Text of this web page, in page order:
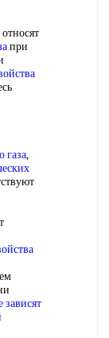
при
газа,
зависят